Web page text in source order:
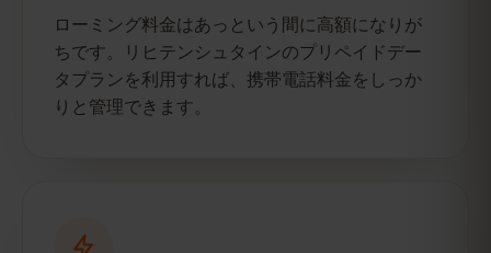
ローミング料金はあっという間に高額になりが
ちです。リヒテンシュタインのプリペイドデー
タプランを利用すれば、携帯電話料金をしっか
りと管理できます。